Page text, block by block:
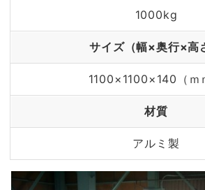
1000kg
サイズ（幅×奥行×高
1100×1100×140（ｍ
材質
アルミ製